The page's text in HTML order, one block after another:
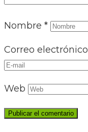
Nombre *
Correo electrónico
Web